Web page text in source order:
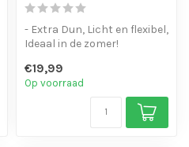
- Extra Dun, Licht en flexibel,
Ideaal in de zomer!
vin...
€19,99
Op voorraad